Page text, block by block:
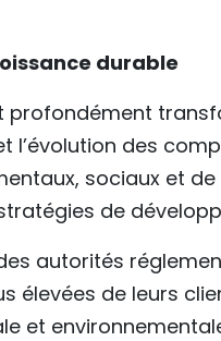
durable
profondément
l’évolution des
sociaux et
de
autorités
élevées de leurs
et